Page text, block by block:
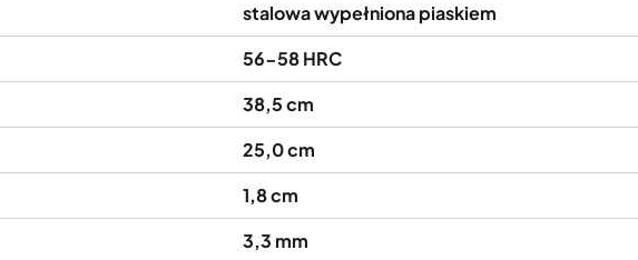
stalowa wypełniona piaskiem
56-58 HRC
38,5 cm
25,0 cm
1,8 cm
3,3 mm